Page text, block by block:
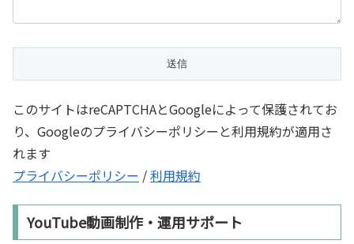
このサイトはreCAPTCHAとGoogleによって保護されてお
り、Googleのプライバシーポリシーと利用規約が適用さ
れます
プライバシーポリシー /利用規約
YouTube動画制作・運用サポート